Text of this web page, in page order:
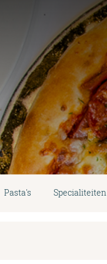
Pasta's Specialiteiten